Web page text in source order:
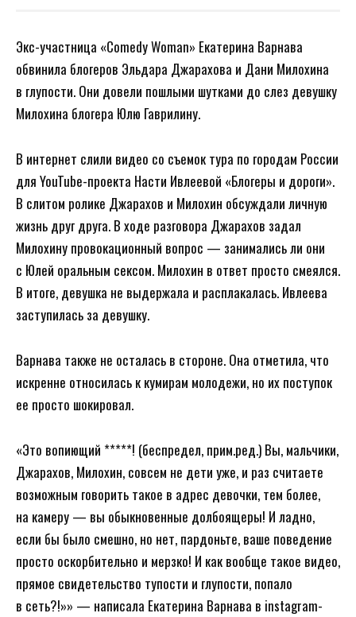
Экс-участница «Comedy Woman» Екатерина Варнава
обвинила блогеров Эльдара Джарахова и Дани Милохина
в глупости. Они довели пошлыми шутками до слез девушку
Милохина блогера Юлю Гаврилину.
В интернет слили видео со съемок тура по городам России
для YouTube-проекта Насти Ивлеевой «Блогеры и дороги».
В слитом ролике Джарахов и Милохин обсуждали личную
жизнь друг друга. В ходе разговора Джарахов задал
Милохину провокационный вопрос — занимались ли они
с Юлей оральным сексом. Милохин в ответ просто смеялся.
В итоге, девушка не выдержала и расплакалась. Ивлеева
заступилась за девушку.
Варнава также не осталась в стороне. Она отметила, что
искренне относилась к кумирам молодежи, но их поступок
ее просто шокировал.
«Это вопиющий *****! (беспредел, прим.ред.) Вы, мальчики,
Джарахов, Милохин, совсем не дети уже, и раз считаете
возможным говорить такое в адрес девочки, тем более,
на камеру — вы обыкновенные долбоящеры! И ладно,
если бы было смешно, но нет, пардоньте, ваше поведение
просто оскорбительно и мерзко! И как вообще такое видео,
прямое свидетельство тупости и глупости, попало
в сеть?!»» — написала Екатерина Варнава в instagram-